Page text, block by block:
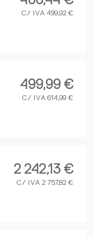
C/ IVA 499,92 €
499,99 €
C/ IVA 614,99 €
2 242,13 €
C/ IVA 2 757,82 €